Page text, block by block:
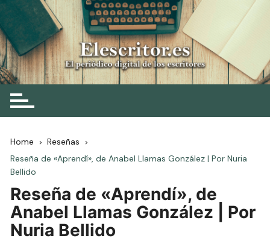
Skip
to
content
Elescritor.es
El periódico digital de los escritores
Home
Reseñas
Reseña de «Aprendí», de Anabel Llamas González | Por Nuria
Bellido
Reseña de «Aprendí», de
Anabel Llamas González | Por
Nuria Bellido